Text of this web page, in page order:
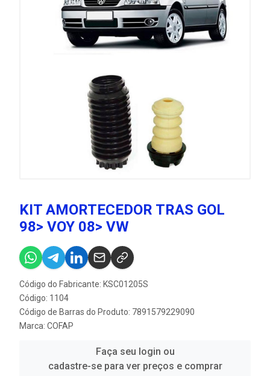
KIT AMORTECEDOR TRAS GOL
98> VOY 08> VW
Código do Fabricante: KSC01205S
Código: 1104
Código de Barras do Produto: 7891579229090
Marca: COFAP
Faça seu login ou
cadastre-se para ver preços e comprar